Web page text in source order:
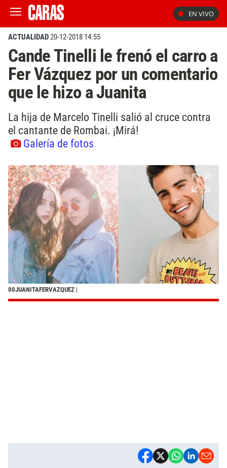
EN VIVO
ACTUALIDAD20-12-2018 14:55
Cande Tinelli le frenó el carro a
Fer Vázquez por un comentario
que le hizo a Juanita
La hija de Marcelo Tinelli salió al cruce contra
el cantante de Rombai. ¡Mirá!
Galería de fotos
00JUANITAFERVAZQUEZ |